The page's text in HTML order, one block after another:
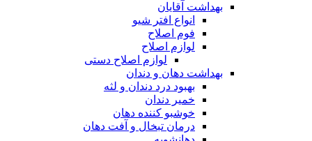
بهداشت آقایان
انواع افتر شیو
فوم اصلاح
لوازم اصلاح
لوازم اصلاح دستی
بهداشت دهان و دندان
بهبود درد دندان و لثه
خمیر دندان
خوشبو کننده دهان
درمان تبخال و آفت دهان